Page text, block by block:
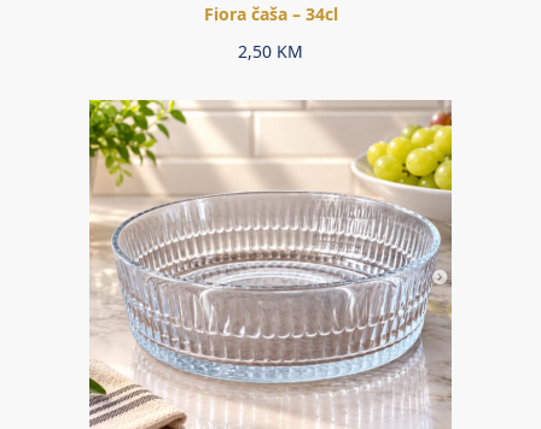
Fiora čaša – 34cl
2,50 KM